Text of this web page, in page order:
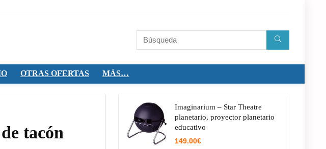
OTRAS OFERTAS MÁS…
tacón
Imaginarium – Star Theatre
planetario, proyector planetario
educativo
149.00€